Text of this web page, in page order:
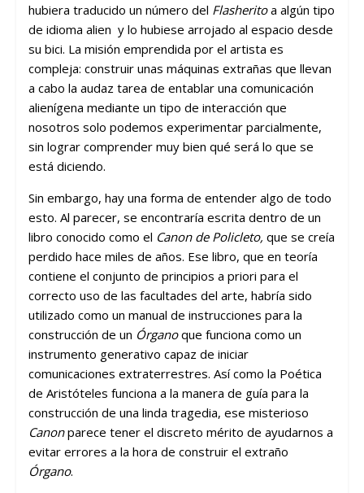
hubiera traducido un número del Flasheritoa algún tipo
de idioma alien y lo hubiese arrojado al espacio desde
su bici. La misión emprendida por el artista es
compleja: construir unas máquinas extrañas que llevan
a cabo la audaz tarea de entablar una comunicación
alienígena mediante un tipo de interacción que
nosotros solo podemos experimentar parcialmente,
sin lograr comprender muy bien qué será lo que se
está diciendo.
Sin embargo, hay una forma de entender algo de todo
esto. Al parecer, se encontraría escrita dentro de un
libro conocido como el Canon de Policleto, que se creía
perdido hace miles de años. Ese libro, que en teoría
contiene el conjunto de principios a priori para el
correcto uso de las facultades del arte, habría sido
utilizado como un manual de instrucciones para la
construcción de un Órganoque funciona como un
instrumento generativo capaz de iniciar
comunicaciones extraterrestres. Así como la Poética
de Aristóteles funciona a la manera de guía para la
construcción de una linda tragedia, ese misterioso
Canonparece tener el discreto mérito de ayudarnos a
evitar errores a la hora de construir el extraño
Órgano.